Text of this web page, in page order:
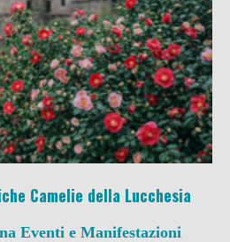
Camelie della Lucchesia
Eventi e Manifestazioni